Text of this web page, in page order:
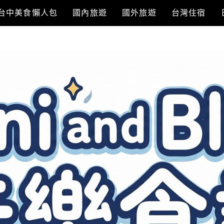
中美食懶人包 國內旅遊 國外旅遊 台灣住宿